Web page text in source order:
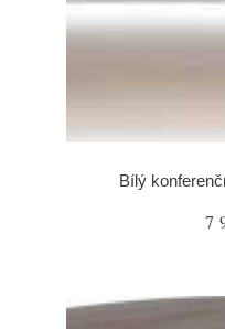
Bílý
7